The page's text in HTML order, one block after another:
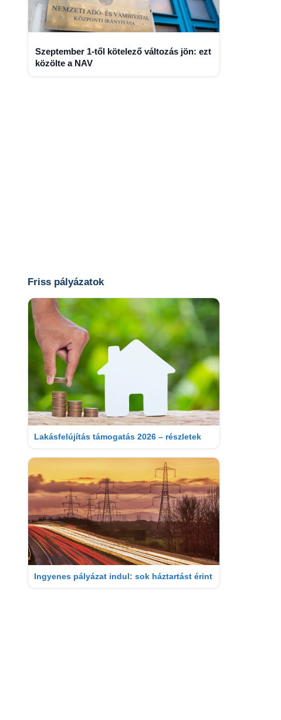
Szeptember 1-től kötelező változás jön: ezt
közölte a NAV
Friss pályázatok
Lakásfelújítás támogatás 2026 – részletek
Ingyenes pályázat indul: sok háztartást érint